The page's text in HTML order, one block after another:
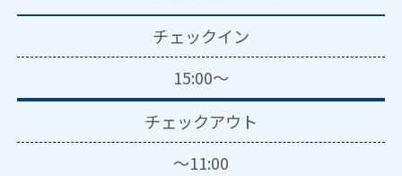
チェックイン
15:00～
チェックアウト
～11:00